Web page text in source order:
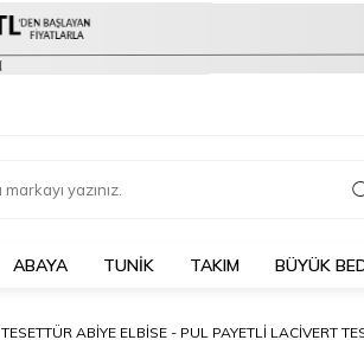
ABAYA TUNİK TAKIM BÜYÜK
TESETTÜR ABIYE ELBISE - PUL PAYETLI LACIVERT